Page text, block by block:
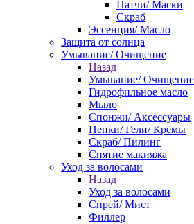
Патчи/ Маски
Скраб
Эссенция/ Масло
Защита от солнца
Умывание/ Очищение
Назад
Умывание/ Очищение
Гидрофильное масло
Мыло
Спонжи/ Аксессуары
Пенки/ Гели/ Кремы
Скраб/ Пилинг
Снятие макияжа
Уход за волосами
Назад
Уход за волосами
Спрей/ Мист
Филлер